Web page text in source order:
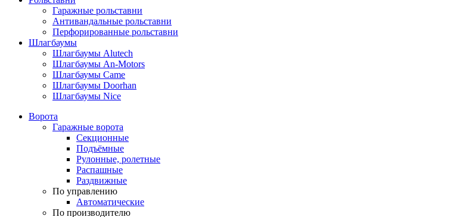
Гаражные рольставни
Антивандальные рольставни
Перфорированные рольставни
Шлагбаумы
Шлагбаумы Alutech
Шлагбаумы An-Motors
Шлагбаумы Came
Шлагбаумы Doorhan
Шлагбаумы Nice
Ворота
Гаражные ворота
Секционные
Подъёмные
Рулонные, ролетные
Распашные
Раздвижные
По управлению
Автоматические
По производителю